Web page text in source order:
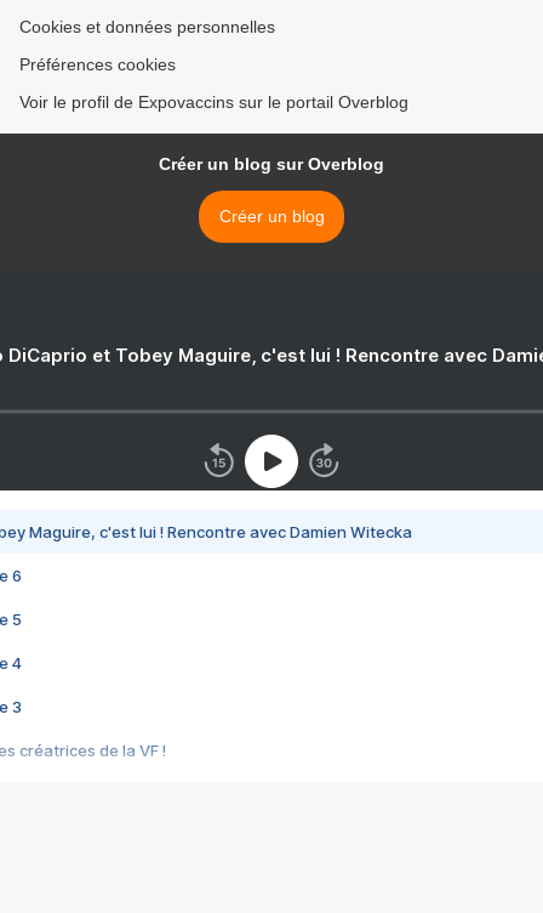
Cookies et données personnelles
Préférences cookies
Voir le profil de Expovaccins sur le portail Overblog
Créer un blog sur Overblog
Créer un blog
DiCaprio et Tobey Maguire, c'est lui ! Rencontre avec
Maguire, c'est lui ! Rencontre avec Damien Witecka
6
5
4
3
créatrices de la VF !